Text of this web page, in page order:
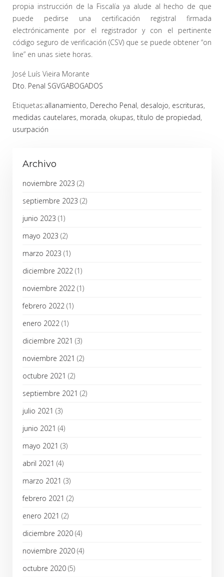
propia instrucción de la Fiscalía ya alude al hecho de que
puede pedirse una certificación registral firmada
electrónicamente por el registrador y con el pertinente
código seguro de verificación (CSV) que se puede obtener “on
line” en unas siete horas.
José Luís Vieira Morante
Dto. Penal SGVGABOGADOS
Etiquetas:allanamiento, Derecho Penal, desalojo, escrituras,
medidas cautelares, morada, okupas, título de propiedad,
usurpación
Archivo
noviembre 2023 (2)
septiembre 2023 (2)
junio 2023 (1)
mayo 2023 (2)
marzo 2023 (1)
diciembre 2022 (1)
noviembre 2022 (1)
febrero 2022 (1)
enero 2022 (1)
diciembre 2021 (3)
noviembre 2021 (2)
octubre 2021 (2)
septiembre 2021 (2)
julio 2021 (3)
junio 2021 (4)
mayo 2021 (3)
abril 2021 (4)
marzo 2021 (3)
febrero 2021 (2)
enero 2021 (2)
diciembre 2020 (4)
noviembre 2020 (4)
octubre 2020 (5)